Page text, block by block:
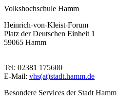
Volkshochschule Hamm
Heinrich-von-Kleist-Forum
Platz der Deutschen Einheit 1
59065 Hamm
Tel: 02381 175600
E-Mail: vhs(at)stadt.hamm.de
Besondere Services der Stadt Hamm